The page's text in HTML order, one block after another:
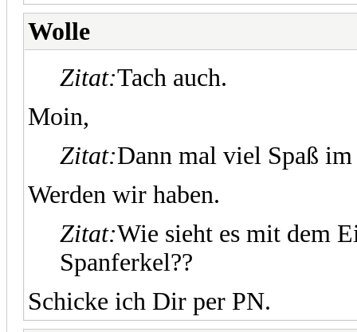
Wolle
Zitat:Tach auch.
Moin,
Zitat:Dann mal viel Spaß
Werden wir haben.
Zitat:Wie sieht es mit dem
Spanferkel??
Schicke ich Dir per PN.